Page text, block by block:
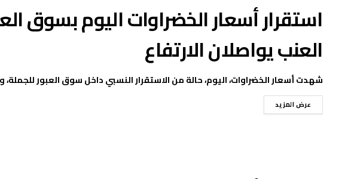
استقرار أسعار الخضراوات اليوم بسوق
العنب يواصلان الارتفاع
شهدت أسعار الخضراوات، اليوم، حالة من الاستقرار النسبي داخل سوق العبور
عرض المزيد